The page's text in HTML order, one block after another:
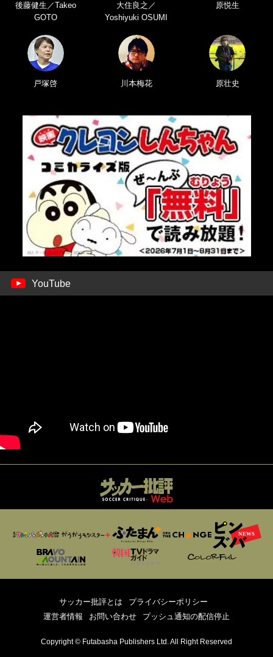
後藤健生／Takeo
GOTO
大住良之／
Yoshiyuki OSUMI
原悦生
戸塚啓 川本梅花 原壮史
YouTube
サッカー批評とは
プライバシーポリシー
運営者情報
お問い合わせ プッシュ通知の配信停止
Copyright © Futabasha Publishers Ltd. All Right Reserved